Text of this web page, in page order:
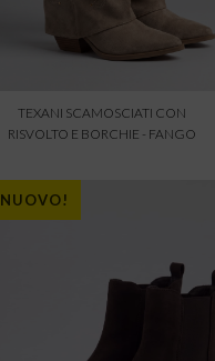
TEXANI SCAMOSCIATI CON
RISVOLTO E BORCHIE - FANGO
NUOVO!